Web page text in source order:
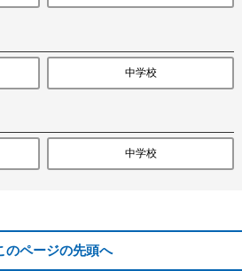
中学校
中学校
のページの先頭へ